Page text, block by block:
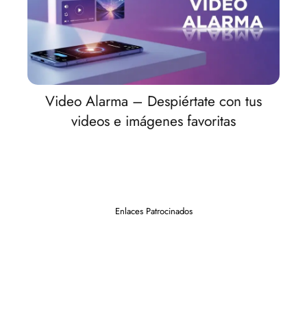
Video Alarma – Despiértate con tus
videos e imágenes favoritas
Enlaces Patrocinados